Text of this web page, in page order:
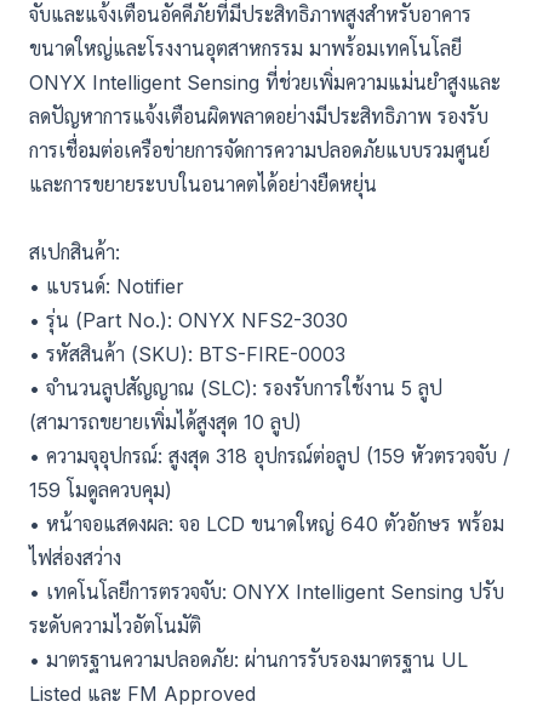
จับและแจ้งเตือนอัคคีภัยที่มีประสิทธิภาพสูงสำหรับอาคาร
ขนาดใหญ่และโรงงานอุตสาหกรรม มาพร้อมเทคโนโลยี
ONYX Intelligent Sensing ที่ช่วยเพิ่มความแม่นยำสูงและ
ลดปัญหาการแจ้งเตือนผิดพลาดอย่างมีประสิทธิภาพ รองรับ
การเชื่อมต่อเครือข่ายการจัดการความปลอดภัยแบบรวมศูนย์
และการขยายระบบในอนาคตได้อย่างยืดหยุ่น
สเปกสินค้า:
• แบรนด์: Notifier
• รุ่น (Part No.): ONYX NFS2-3030
• รหัสสินค้า (SKU): BTS-FIRE-0003
• จำนวนลูปสัญญาณ (SLC): รองรับการใช้งาน 5 ลูป
(สามารถขยายเพิ่มได้สูงสุด 10 ลูป)
• ความจุอุปกรณ์: สูงสุด 318 อุปกรณ์ต่อลูป (159 หัวตรวจจับ /
159 โมดูลควบคุม)
• หน้าจอแสดงผล: จอ LCD ขนาดใหญ่ 640 ตัวอักษร พร้อม
ไฟส่องสว่าง
• เทคโนโลยีการตรวจจับ: ONYX Intelligent Sensing ปรับ
ระดับความไวอัตโนมัติ
• มาตรฐานความปลอดภัย: ผ่านการรับรองมาตรฐาน UL
Listed และ FM Approved